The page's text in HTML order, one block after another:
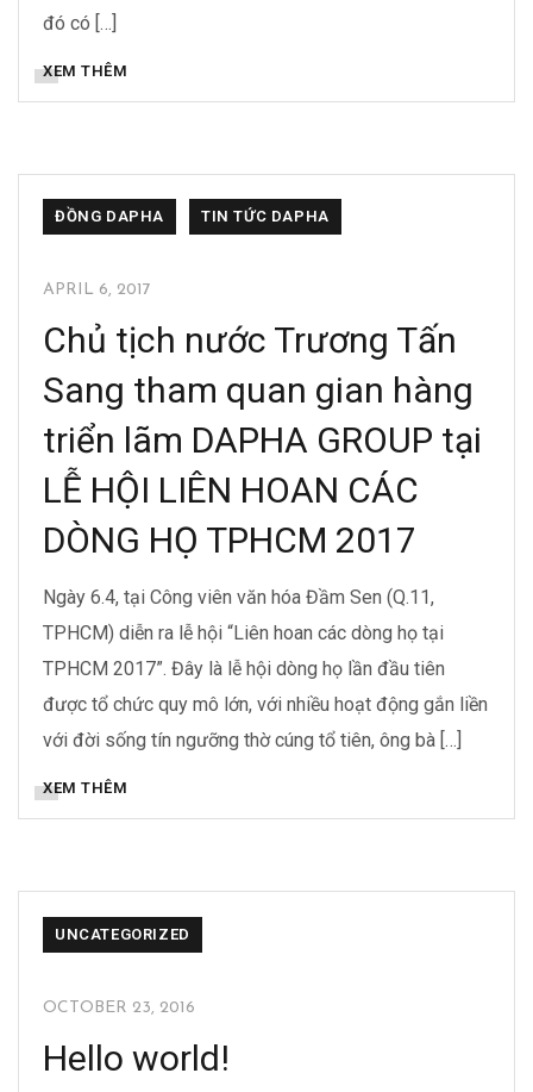
đó có […]
XEM THÊM
ĐỒNG DAPHA TIN TỨC DAPHA
APRIL 6, 2017
Chủ tịch nước Trương Tấn
Sang tham quan gian hàng
triển lãm DAPHA GROUP tại
LỄ HỘI LIÊN HOAN CÁC
DÒNG HỌ TPHCM 2017
Ngày 6.4, tại Công viên văn hóa Đầm Sen (Q.11,
TPHCM) diễn ra lễ hội “Liên hoan các dòng họ tại
TPHCM 2017”. Đây là lễ hội dòng họ lần đầu tiên
được tổ chức quy mô lớn, với nhiều hoạt động gắn liền
với đời sống tín ngưỡng thờ cúng tổ tiên, ông bà […]
XEM THÊM
UNCATEGORIZED
OCTOBER 23, 2016
Hello world!